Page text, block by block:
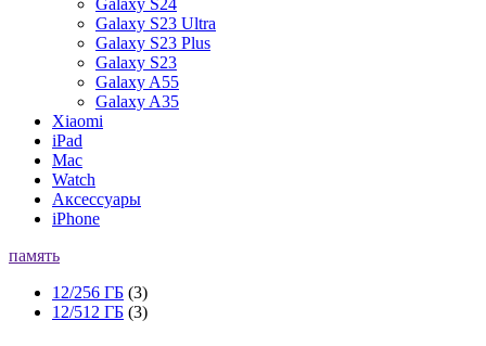
Galaxy S23 Ultra
Galaxy S23 Plus
Galaxy S23
Galaxy A55
Galaxy A35
Xiaomi
iPad
Mac
Watch
Аксессуары
iPhone
память
12/256 ГБ (3)
12/512 ГБ (3)